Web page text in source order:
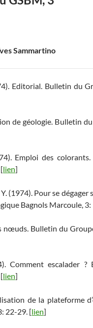
Sammartino
Editorial. Bulletin du
de géologie. Bulletin
Emploi des
lien]
(1974). Pour se
Bagnols Marcoule, 3:
nœuds. Bulletin du
Comment escalader
lien]
de la plateforme
22-29. [lien]